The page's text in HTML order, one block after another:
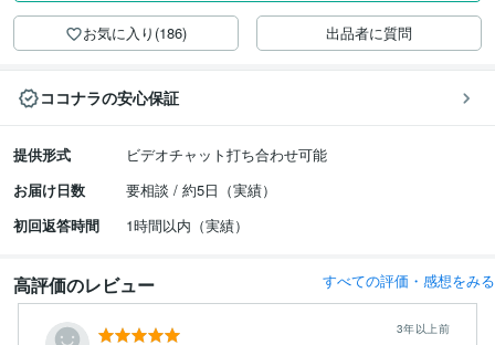
お気に入り(186) 出品者に質問
ココナラの安心保証
提供形式
ビデオチャット打ち合わせ可能
お届け日数
要相談 / 約5日（実績）
初回返答時間
1時間以内（実績）
高評価のレビュー すべての評価・感想をみる
3年以上前